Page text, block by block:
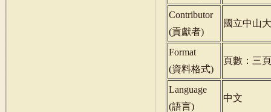
Contributor
(貢獻者)
國立中山
Format
(資料格式)
頁數：三頁
Language
(語言)
中文